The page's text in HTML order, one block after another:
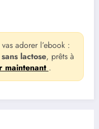
adorer l’ebook :
lactose, prêts à
maintenant .